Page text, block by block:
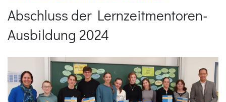
Abschluss der Lernzeitmentoren-
Ausbildung 2024